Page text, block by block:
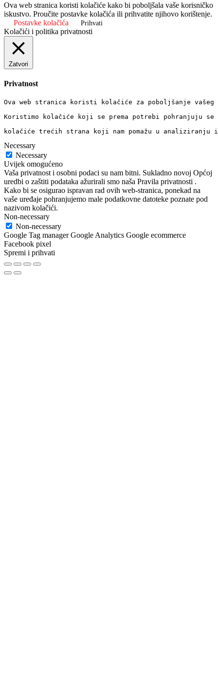
Ova web stranica koristi kolačiće kako bi poboljšala vaše korisničko
iskustvo. Proučite postavke kolačića ili prihvatite njihovo korištenje.
Postavke kolačića
Prihvati
Kolačići i politika privatnosti
Zatvori
Privatnost
Ova web stranica koristi kolačiće za poboljšanje
Koristimo kolačiće koji se prema potrebi pohranjuju
kolačiće trećih strana koji nam pomažu u
Necessary
Necessary
Uvijek omogućeno
Vaša privatnost i osobni podaci su nam bitni. Sukladno novoj Općoj
uredbi o zaštiti podataka ažurirali smo naša Pravila privatnosti .
Kako bi se osigurao ispravan rad ovih web-stranica, ponekad na
vaše uređaje pohranjujemo male podatkovne datoteke poznate pod
nazivom kolačići.
Non-necessary
Non-necessary
Google Tag manager Google Analytics Google ecommerce
Facebook pixel
Spremi i prihvati